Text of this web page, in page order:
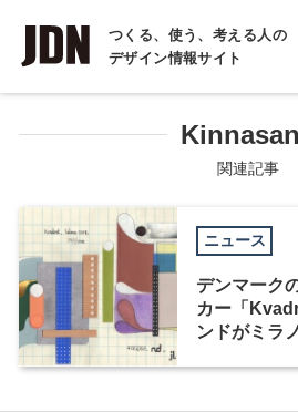
つくる、使う、考える人の
デザイン情報サイト
INTERVIEW
インタビュー
COLUMN
コラム
関連記事
ニュース
デンマーク
カー「
ンドがミラ